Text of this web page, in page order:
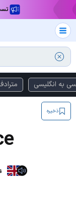
به انگلیسی
ذخیره